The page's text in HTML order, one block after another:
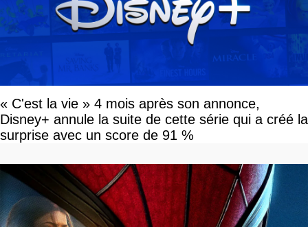
« C'est la vie » 4 mois après son annonce,
Disney+ annule la suite de cette série qui a créé la
surprise avec un score de 91 %